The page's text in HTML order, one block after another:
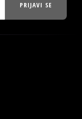
PRIJAVI SE